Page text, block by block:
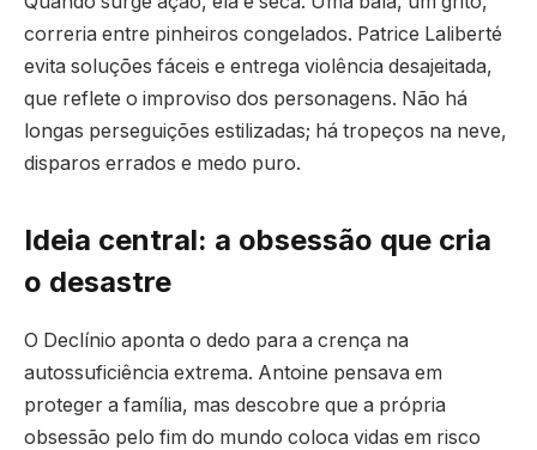
correria entre pinheiros congelados. Patrice Laliberté
evita soluções fáceis e entrega violência desajeitada,
que reflete o improviso dos personagens. Não há
longas perseguições estilizadas; há tropeços na neve,
disparos errados e medo puro.
Ideia central: a obsessão que cria
o desastre
O Declínio aponta o dedo para a crença na
autossuficiência extrema. Antoine pensava em
proteger a família, mas descobre que a própria
obsessão pelo fim do mundo coloca vidas em risco